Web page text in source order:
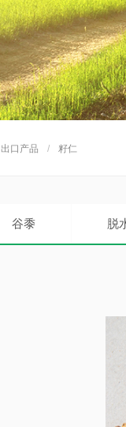
出口产品 / 籽仁
谷黍 脱